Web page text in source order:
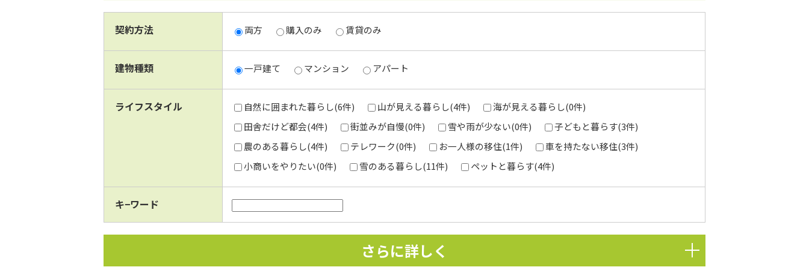
契約方法 両方 購入のみ 賃貸のみ
建物種類 一戸建て マンション アパート
ライフスタイル 自然に囲まれた暮らし(6件) 山が見える暮らし(4件)
海が見える暮らし(0件)
田舎だけど都会(4件)
街並みが自慢(0件) 雪や雨が少ない(0件)
子どもと暮らす(3件)
農のある暮らし(4件)
テレワーク(0件) お一人様の移住(1件)
車を持たない移住(3件)
小商いをやりたい(0件)
雪のある暮らし(11件) ペットと暮らす(4件)
キ−ワード
さらに詳しく